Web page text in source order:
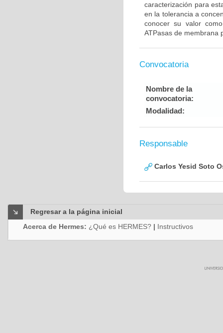
caracterización para
en la tolerancia a
conocer su valor
ATPasas de membrana
Convocatoria
Nombre de la
convocatoria:
Modalidad:
Responsable
Carlos Yesid Soto
Regresar a la página inicial
Acerca de Hermes: ¿Qué es HERMES? | Instructivos